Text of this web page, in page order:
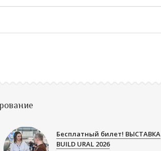
Бесплатный билет! ВЫСТАВКА
BUILD URAL 2026